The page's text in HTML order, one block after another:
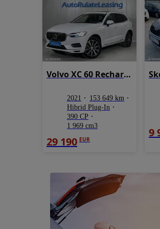
Volvo XC 60 Recharge T8 Twin Engine eAWD Inscription
2021
153 649 km
Hibrid Plug-In
390 CP
1 969 cm3
29 190 EUR
9